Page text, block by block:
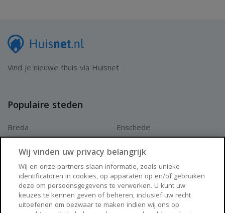
Vind je nieuwe thuis via Huisnet
Populaire steden
Breda
Arnhem
Enschede
Zwolle
Huisnet
Wij vinden uw privacy belangrijk
Wij en onze partners slaan informatie, zoals unieke
identificatoren in cookies, op apparaten op en/of gebruiken
deze om persoonsgegevens te verwerken. U kunt uw
keuzes te kennen geven of beheren, inclusief uw recht
uitoefenen om bezwaar te maken indien wij ons op